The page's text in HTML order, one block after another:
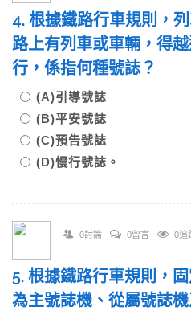
4. 根據鐵路行車規則，
路上有列車或車輛，得
行，係指何種號誌？
(A)引導號誌
(B)平安號誌
(C)預告號誌
(D)慢行號誌。
0討論 0留言 0追
5. 根據鐵路行車規則，
為主號誌機、從屬號誌